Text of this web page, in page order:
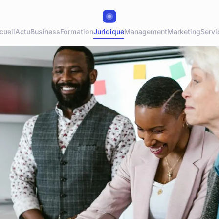
ActuBusinessFormationJuridiqueManagementMarketing